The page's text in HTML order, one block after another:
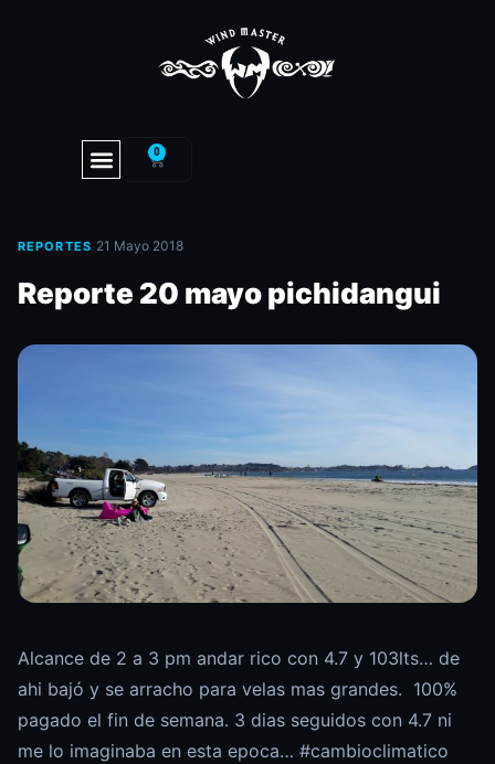
0
REPORTES 21 Mayo 2018
Reporte 20 mayo pichidangui
Alcance de 2 a 3 pm andar rico con 4.7 y 103lts… de
ahi bajó y se arracho para velas mas grandes. 100%
pagado el fin de semana. 3 dias seguidos con 4.7 ni
me lo imaginaba en esta epoca… #cambioclimatico